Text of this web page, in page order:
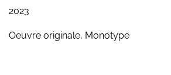
2023
Oeuvre originale, Monotype